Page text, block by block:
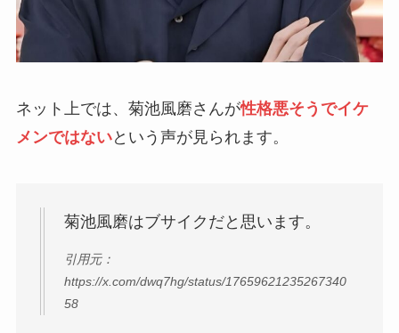
ネット上では、菊池風磨さんが性格悪そうでイケ
メンではないという声が見られます。
菊池風磨はブサイクだと思います。
引用元：
https://x.com/dwq7hg/status/17659621235267340
58